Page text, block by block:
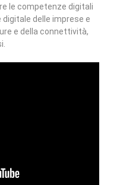
le competenze digitali
delle imprese e
e della connettività,